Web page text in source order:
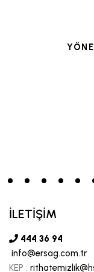
İLETİŞİM
444 36 94
info@ersag.com.tr
KEP :